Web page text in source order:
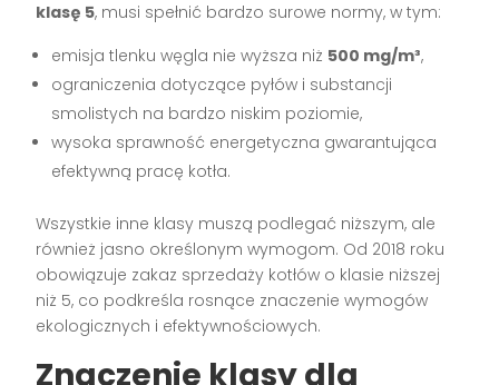
klasę 5, musi spełnić bardzo surowe normy, w tym:
emisja tlenku węgla nie wyższa niż 500 mg/m³,
ograniczenia dotyczące pyłów i substancji
smolistych na bardzo niskim poziomie,
wysoka sprawność energetyczna gwarantująca
efektywną pracę kotła.
Wszystkie inne klasy muszą podlegać niższym, ale
również jasno określonym wymogom. Od 2018 roku
obowiązuje zakaz sprzedaży kotłów o klasie niższej
niż 5, co podkreśla rosnące znaczenie wymogów
ekologicznych i efektywnościowych.
Znaczenie klasy dla